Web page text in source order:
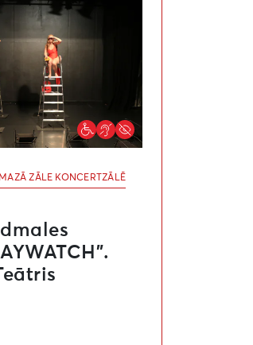
ZĀLE KONCERTZĀLĒ